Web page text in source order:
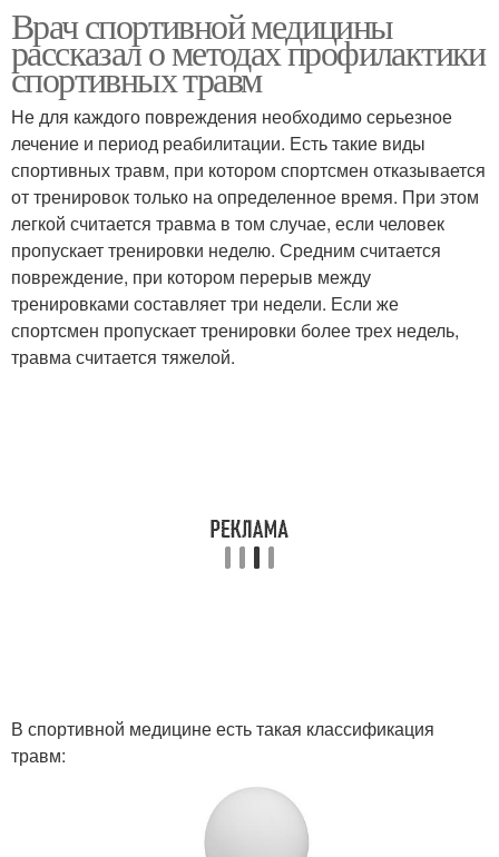
Врач спортивной медицины
рассказал о методах профилактики
спортивных травм
Не для каждого повреждения необходимо серьезное
лечение и период реабилитации. Есть такие виды
спортивных травм, при котором спортсмен отказывается
от тренировок только на определенное время. При этом
легкой считается травма в том случае, если человек
пропускает тренировки неделю. Средним считается
повреждение, при котором перерыв между
тренировками составляет три недели. Если же
спортсмен пропускает тренировки более трех недель,
травма считается тяжелой.
В спортивной медицине есть такая классификация
травм: